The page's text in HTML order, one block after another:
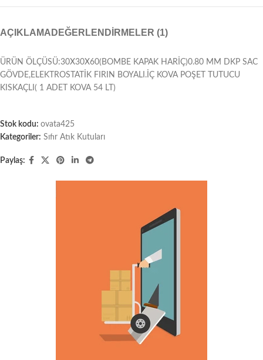
AÇIKLAMA DEĞERLENDIRMELER (1)
ÜRÜN ÖLÇÜSÜ:30X30X60(BOMBE KAPAK HARİÇ)0.80 MM DKP SAC
GÖVDE,ELEKTROSTATİK FIRIN BOYALI.İÇ KOVA POŞET TUTUCU
KISKAÇLI( 1 ADET KOVA 54 LT)
Stok kodu: ovata425
Kategoriler: Sıfır Atık Kutuları
Paylaş: